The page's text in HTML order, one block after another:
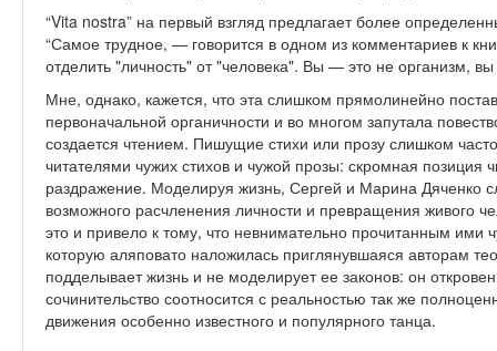
“Vita nostra” на первый взгляд предлагает более
“Самое трудное, — говорится в одном из комментариев к
отделить "личность" от "человека". Вы — это не организм,
Мне, однако, кажется, что эта слишком прямолинейно
первоначальной органичности и во многом запутала
создается чтением. Пишущие стихи или прозу слишком
читателями чужих стихов и чужой прозы: скромная позиция
раздражение. Моделируя жизнь, Сергей и Марина Дяченко
возможного расчленения личности и превращения живого
это и привело к тому, что невнимательно прочитанным ими
которую аляповато наложилась приглянувшаяся авторам
подделывает жизнь и не моделирует ее законов: он
сочинительство соотносится с реальностью так же
движения особенно известного и популярного танца.